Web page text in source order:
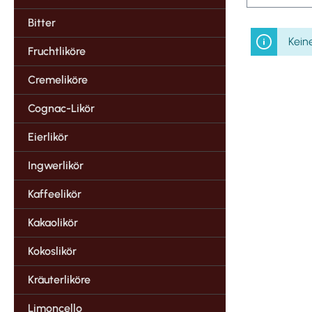
Bitter
Fruchtliköre
Cremeliköre
Cognac-Likör
Eierlikör
Ingwerlikör
Kaffeelikör
Kakaolikör
Kokoslikör
Kräuterliköre
Limoncello